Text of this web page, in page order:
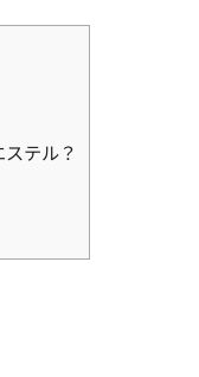
テル？